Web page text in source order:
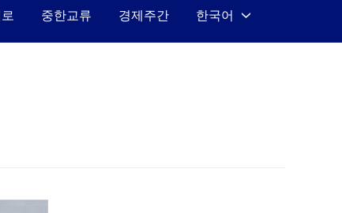
중한교류 경제주간 한국어